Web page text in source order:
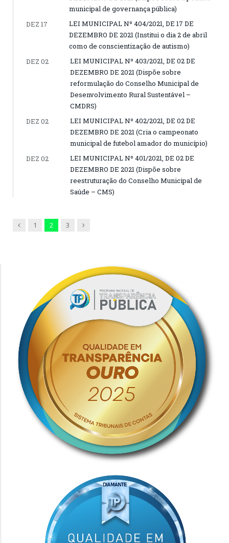
municipal de governança pública)
DEZ 17
LEI MUNICIPAL Nº 404/2021, DE 17 DE
DEZEMBRO DE 2021 (Institui o dia 2 de abril
como de conscientização de autismo)
DEZ 02
LEI MUNICIPAL Nº 403/2021, DE 02 DE
DEZEMBRO DE 2021 (Dispõe sobre
reformulação do Conselho Municipal de
Desenvolvimento Rural Sustentável –
CMDRS)
DEZ 02
LEI MUNICIPAL Nº 402/2021, DE 02 DE
DEZEMBRO DE 2021 (Cria o campeonato
municipal de futebol amador do município)
DEZ 02
LEI MUNICIPAL Nº 401/2021, DE 02 DE
DEZEMBRO DE 2021 (Dispõe sobre
reestruturação do Conselho Municipal de
Saúde – CMS)
Previous
1 2 3 Next